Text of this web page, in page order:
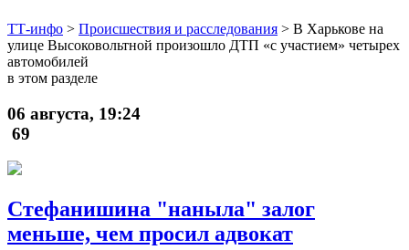
ТТ-инфо > Происшествия и расследования > В Харькове на
улице Высоковольтной произошло ДТП «с участием» четырех
автомобилей
в этом разделе
06 августа, 19:24
69
Стефанишина "наныла" залог
меньше, чем просил адвокат